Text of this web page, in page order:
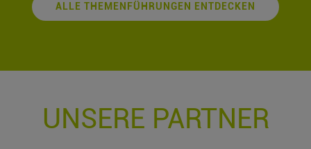
ALLE THEMENFÜHRUNGEN ENTDECKEN
UNSERE PARTNER